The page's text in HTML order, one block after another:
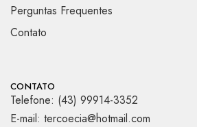
Perguntas Frequentes
Contato
CONTATO
Telefone: (43) 99914-3352
E-mail: tercoecia@hotmail.com